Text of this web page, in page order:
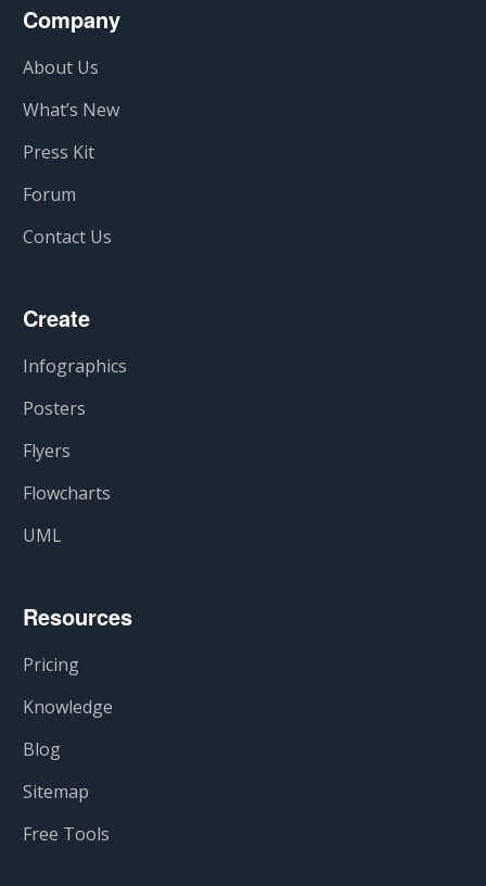
Company
About Us
What’s New
Press Kit
Forum
Contact Us
Create
Infographics
Posters
Flyers
Flowcharts
UML
Resources
Pricing
Knowledge
Blog
Sitemap
Free Tools